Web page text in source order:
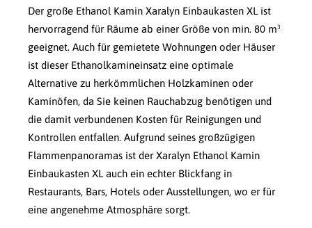
Der große Ethanol Kamin Xaralyn Einbaukasten XL ist
hervorragend für Räume ab einer Größe von min. 80 m³
geeignet. Auch für gemietete Wohnungen oder Häuser
ist dieser Ethanolkamineinsatz eine optimale
Alternative zu herkömmlichen Holzkaminen oder
Kaminöfen, da Sie keinen Rauchabzug benötigen und
die damit verbundenen Kosten für Reinigungen und
Kontrollen entfallen. Aufgrund seines großzügigen
Flammenpanoramas ist der Xaralyn Ethanol Kamin
Einbaukasten XL auch ein echter Blickfang in
Restaurants, Bars, Hotels oder Ausstellungen, wo er für
eine angenehme Atmosphäre sorgt.